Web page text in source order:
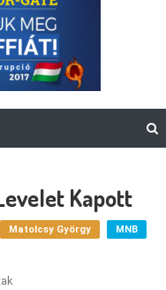
Kapott
Matolcsy György
MNB